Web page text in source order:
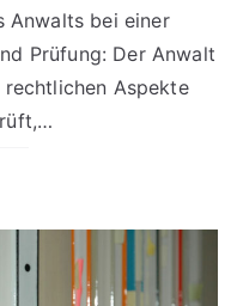
Anwalts bei einer
Prüfung: Der Anwalt
Aspekte